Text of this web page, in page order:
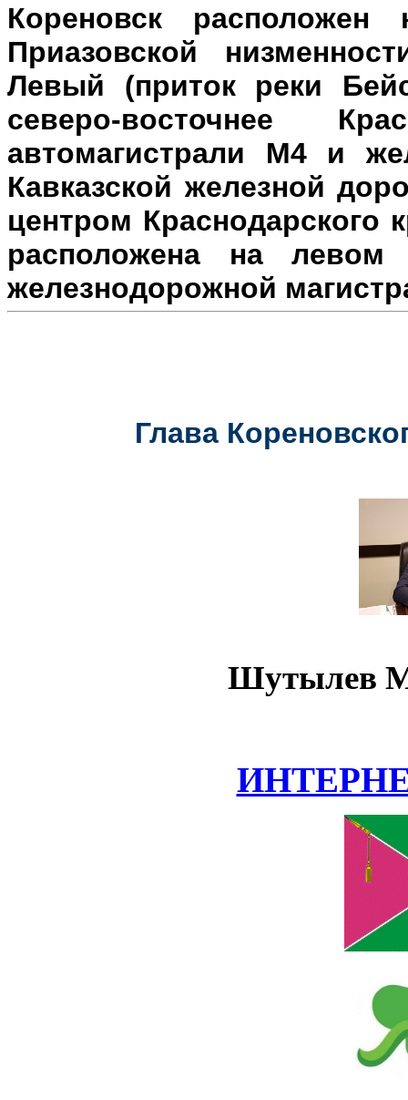
Кореновск
Приазовской
Левый (приток реки
северо-восточнее
автомагистрали М4 и
Кавказской железной
центром Краснодарского
расположена на левом
железнодорожной
Глава
Шутылев